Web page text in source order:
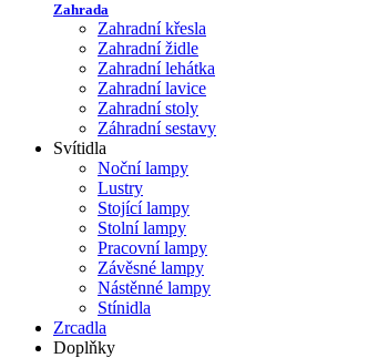
Zahrada
Zahradní křesla
Zahradní židle
Zahradní lehátka
Zahradní lavice
Zahradní stoly
Záhradní sestavy
Svítidla
Noční lampy
Lustry
Stojící lampy
Stolní lampy
Pracovní lampy
Závěsné lampy
Nástěnné lampy
Stínidla
Zrcadla
Doplňky